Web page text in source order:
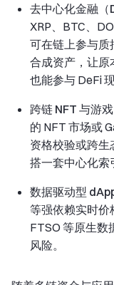
去中心化金融（
XRP、BTC、
可在链上参与质
合成资产，让原
也能参与 DeFi 现
跨链 NFT 与游戏
的 NFT 市场或
资格校验或跨
搭一套中心化索
数据驱动型
等强依赖实时价
FTSO 等原生数
风险。